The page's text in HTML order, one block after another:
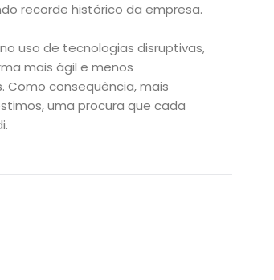
recorde histórico da empresa.
uso de tecnologias disruptivas,
mais ágil e menos
Como consequência, mais
uma procura que cada